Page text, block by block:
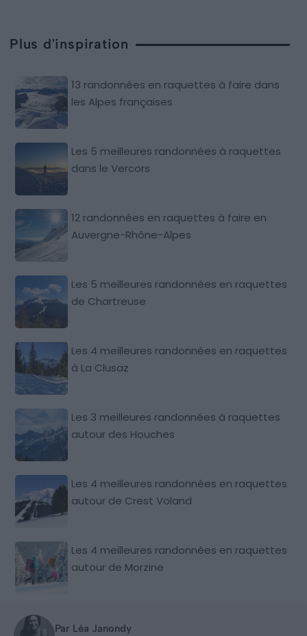
Plus d'inspiration
13 randonnées en raquettes à faire dans
les Alpes françaises
Les 5 meilleures randonnées à raquettes
dans le Vercors
12 randonnées en raquettes à faire en
Auvergne-Rhône-Alpes
Les 5 meilleures randonnées en raquettes
de Chartreuse
Les 4 meilleures randonnées en raquettes
à La Clusaz
Les 3 meilleures randonnées à raquettes
autour des Houches
Les 4 meilleures randonnées en raquettes
autour de Crest Voland
Les 4 meilleures randonnées en raquettes
autour de Morzine
Par Léa Janondy